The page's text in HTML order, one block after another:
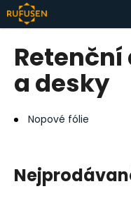
Přejít
na
obsah
a desky
Nopové fólie
K
o
C
o
p
ř
e